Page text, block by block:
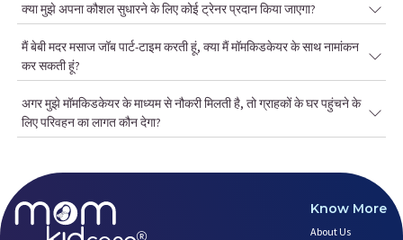
क्या मुझे अपना कौशल सुधारने के लिए कोई ट्रेनर प्रदान किया जाएगा?
मैं बेबी मदर मसाज जॉब पार्ट-टाइम करती हूं, क्या मैं मॉमकिडकेयर के साथ नामांकन
कर सकती हूं?
अगर मुझे मॉमकिडकेयर के माध्यम से नौकरी मिलती है, तो ग्राहकों के घर पहुंचने के
लिए परिवहन का लागत कौन देगा?
Know More
About Us